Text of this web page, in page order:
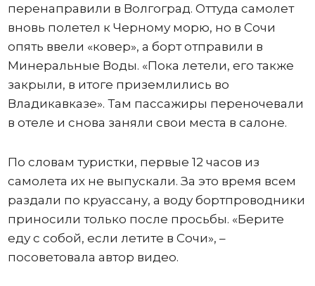
перенаправили в Волгоград. Оттуда самолет
вновь полетел к Черному морю, но в Сочи
опять ввели «ковер», а борт отправили в
Минеральные Воды. «Пока летели, его также
закрыли, в итоге приземлились во
Владикавказе». Там пассажиры переночевали
в отеле и снова заняли свои места в салоне.
По словам туристки, первые 12 часов из
самолета их не выпускали. За это время всем
раздали по круассану, а воду бортпроводники
приносили только после просьбы. «Берите
еду с собой, если летите в Сочи», –
посоветовала автор видео.